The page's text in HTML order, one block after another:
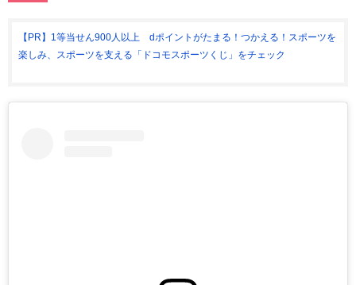
【PR】1等当せん900人以上 dポイントがたまる！つかえる！スポーツを
楽しみ、スポーツを支える「ドコモスポーツくじ」をチェック